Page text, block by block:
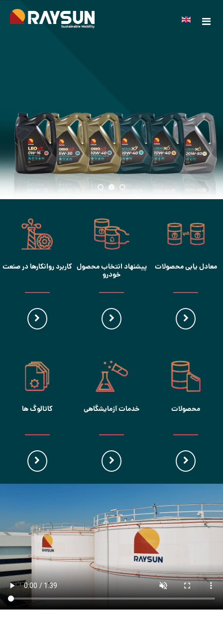
معادل یابی محصولات پیشنهاد انتخاب محصول
خودرو
کاربرد روانکارها در صنعت
محصولات خدمات آزمایشگاهی کاتالوگ ها